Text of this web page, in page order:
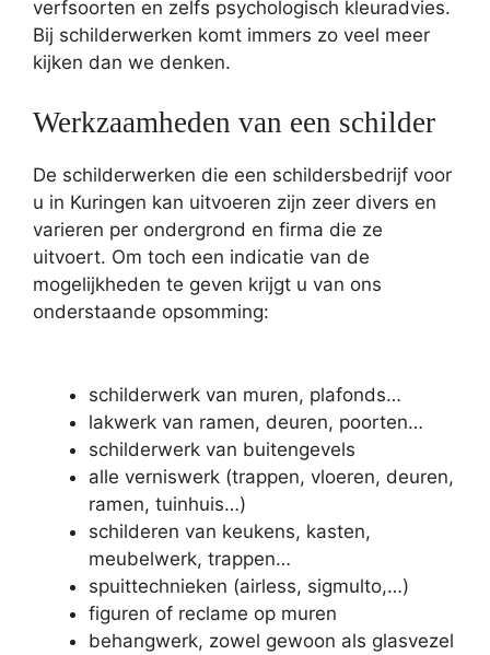
verfsoorten en zelfs psychologisch kleuradvies.
Bij schilderwerken komt immers zo veel meer
kijken dan we denken.
Werkzaamheden van een schilder
De schilderwerken die een schildersbedrijf voor
u in Kuringen kan uitvoeren zijn zeer divers en
varieren per ondergrond en firma die ze
uitvoert. Om toch een indicatie van de
mogelijkheden te geven krijgt u van ons
onderstaande opsomming:
schilderwerk van muren, plafonds…
lakwerk van ramen, deuren, poorten…
schilderwerk van buitengevels
alle verniswerk (trappen, vloeren, deuren,
ramen, tuinhuis…)
schilderen van keukens, kasten,
meubelwerk, trappen…
spuittechnieken (airless, sigmulto,…)
figuren of reclame op muren
behangwerk, zowel gewoon als glasvezel